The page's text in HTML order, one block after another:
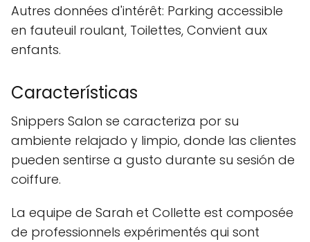
Autres données d'intérêt: Parking accessible
en fauteuil roulant, Toilettes, Convient aux
enfants.
Características
Snippers Salon se caracteriza por su
ambiente relajado y limpio, donde las clientes
pueden sentirse a gusto durante su sesión de
coiffure.
La equipe de Sarah et Collette est composée
de professionnels expérimentés qui sont